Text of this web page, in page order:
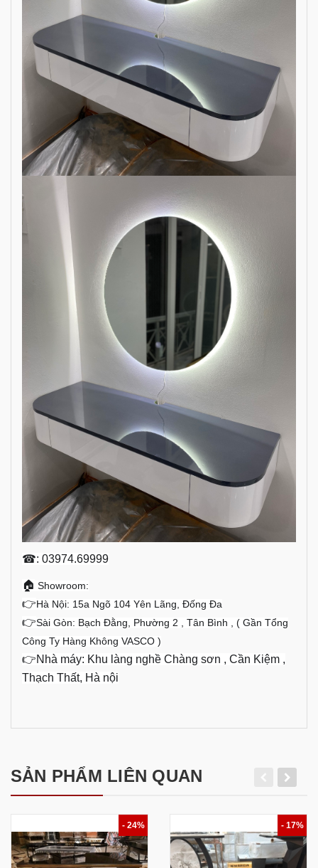
☎: 03974.69999
🏠 Showroom:
👉Hà Nội: 15a Ngõ 104 Yên Lãng, Đống Đa
👉Sài Gòn: Bạch Đằng, Phường 2 , Tân Bình , ( Gần Tổng
Công Ty Hàng Không VASCO )
👉Nhà máy: Khu làng nghề Chàng sơn , Cần Kiệm ,
Thạch Thất, Hà nội
SẢN PHẨM LIÊN QUAN
- 24% - 17%